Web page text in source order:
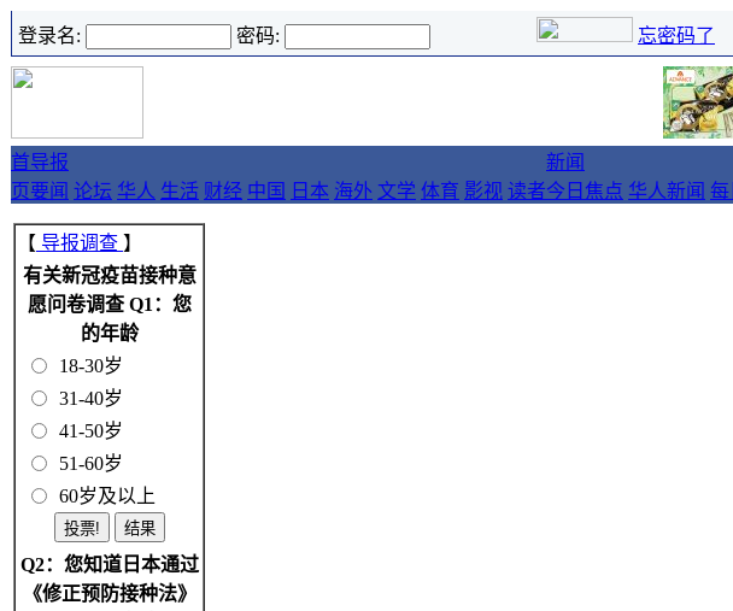
登录名: 密码: 忘密码了
首
页
导报
要闻 论坛 华人 生活 财经 中国 日本 海外 文学 体育 影视 读者
新闻
今日焦点 华人新闻 每
【 导报调查 】
有关新冠疫苗接种意
愿问卷调查 Q1：您
的年龄
18-30岁
31-40岁
41-50岁
51-60岁
60岁及以上
Q2：您知道日本通过
《修正预防接种法》